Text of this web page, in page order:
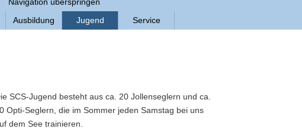
Navigation überspringen
Ausbildung Jugend Service
SCS-Jugend besteht aus ca. 20 Jollenseglern und ca.
Opti-Seglern, die im Sommer jeden Samstag bei uns
dem See trainieren.